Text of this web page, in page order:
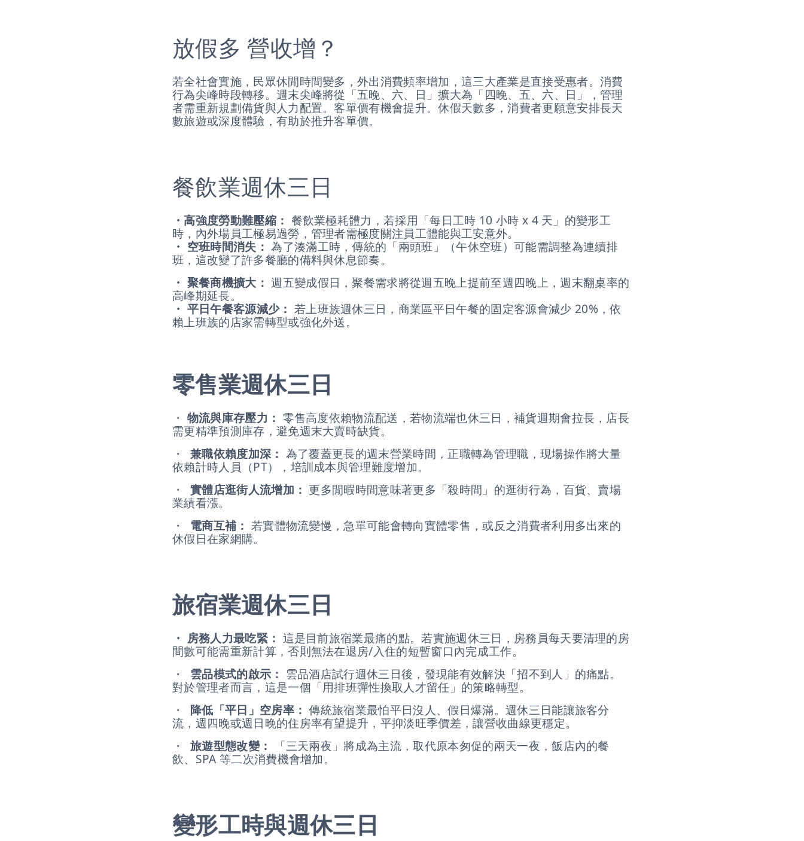
放假多 營收增？
若全社會實施，民眾休閒時間變多，外出消費頻率增加，這三大產業是直接受惠者。消費
行為尖峰時段轉移。週末尖峰將從「五晚、六、日」擴大為「四晚、五、六、日」，管理
者需重新規劃備貨與人力配置。客單價有機會提升。休假天數多，消費者更願意安排長天
數旅遊或深度體驗，有助於推升客單價。
餐飲業週休三日
・高強度勞動難壓縮： 餐飲業極耗體力，若採用「每日工時 10 小時 x 4 天」的變形工
時，內外場員工極易過勞，管理者需極度關注員工體能與工安意外。
・ 空班時間消失： 為了湊滿工時，傳統的「兩頭班」（午休空班）可能需調整為連續排
班，這改變了許多餐廳的備料與休息節奏。
・ 聚餐商機擴大： 週五變成假日，聚餐需求將從週五晚上提前至週四晚上，週末翻桌率的
高峰期延長。
・ 平日午餐客源減少： 若上班族週休三日，商業區平日午餐的固定客源會減少 20%，依
賴上班族的店家需轉型或強化外送。
零售業週休三日
・ 物流與庫存壓力： 零售高度依賴物流配送，若物流端也休三日，補貨週期會拉長，店長
需更精準預測庫存，避免週末大賣時缺貨。
・ 兼職依賴度加深： 為了覆蓋更長的週末營業時間，正職轉為管理職，現場操作將大量
依賴計時人員（PT），培訓成本與管理難度增加。
・ 實體店逛街人流增加： 更多閒暇時間意味著更多「殺時間」的逛街行為，百貨、賣場
業績看漲。
・ 電商互補： 若實體物流變慢，急單可能會轉向實體零售，或反之消費者利用多出來的
休假日在家網購。
旅宿業週休三日
・ 房務人力最吃緊： 這是目前旅宿業最痛的點。若實施週休三日，房務員每天要清理的房
間數可能需重新計算，否則無法在退房/入住的短暫窗口內完成工作。
・ 雲品模式的啟示： 雲品酒店試行週休三日後，發現能有效解決「招不到人」的痛點。
對於管理者而言，這是一個「用排班彈性換取人才留任」的策略轉型。
・ 降低「平日」空房率： 傳統旅宿業最怕平日沒人、假日爆滿。週休三日能讓旅客分
流，週四晚或週日晚的住房率有望提升，平抑淡旺季價差，讓營收曲線更穩定。
・ 旅遊型態改變：
「三天兩夜」將成為主流，取代原本匆促的兩天一夜，飯店內的餐
飲、SPA 等二次消費機會增加。
變形工時與週休三日